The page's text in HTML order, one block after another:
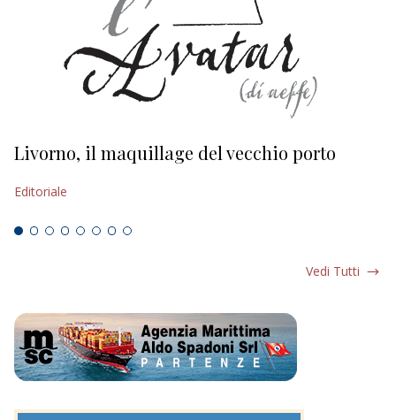
Livorno, il maquillage del vecchio porto
Editoriale
Vedi Tutti